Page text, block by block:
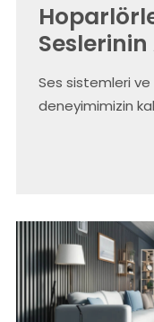
Seslerinin
Ses sistemleri
deneyimimizin
hoparlörün
önünde
Global’in
markalarının
teknolojilerin ses
bulunduğunu